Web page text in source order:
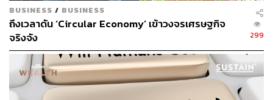
ซื้อบัตรผ่านช่องทางออนไลน์ได้ที่ www.ticketmelon.com/jimt
hompsonfarm/farmtour2023
ภาพ: พลอยจันทร์ สุขคง
BUSINESS / BUSINESS
ถึงเวลาดัน ‘Circular Economy’ เข้าวงจรเศรษฐกิจ
จริงจัง
299